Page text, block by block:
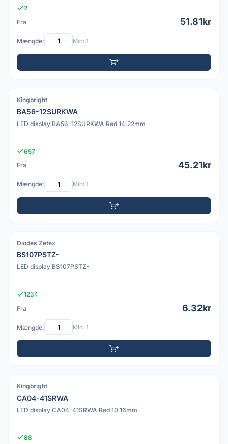
2
Fra
51.81kr
Mængde: Min: 1
PDF
Kingbright
BA56-12SURKWA
LED display BA56-12SURKWA Rød 14.22mm
657
Fra
45.21kr
Mængde: Min: 1
PDF
Diodes Zetex
BS107PSTZ-
LED display BS107PSTZ-
1234
Fra
6.32kr
Mængde: Min: 1
PDF
Kingbright
CA04-41SRWA
LED display CA04-41SRWA Rød 10.16mm
88